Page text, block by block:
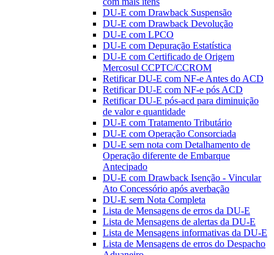
DU-E com Drawback Suspensão
DU-E com Drawback Devolução
DU-E com LPCO
DU-E com Depuração Estatística
DU-E com Certificado de Origem
Mercosul CCPTC/CCROM
Retificar DU-E com NF-e Antes do ACD
Retificar DU-E com NF-e pós ACD
Retificar DU-E pós-acd para diminuição
de valor e quantidade
DU-E com Tratamento Tributário
DU-E com Operação Consorciada
DU-E sem nota com Detalhamento de
Operação diferente de Embarque
Antecipado
DU-E com Drawback Isenção - Vincular
Ato Concessório após averbação
DU-E sem Nota Completa
Lista de Mensagens de erros da DU-E
Lista de Mensagens de alertas da DU-E
Lista de Mensagens informativas da DU-E
Lista de Mensagens de erros do Despacho